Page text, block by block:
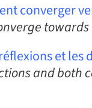
converger
et
and both